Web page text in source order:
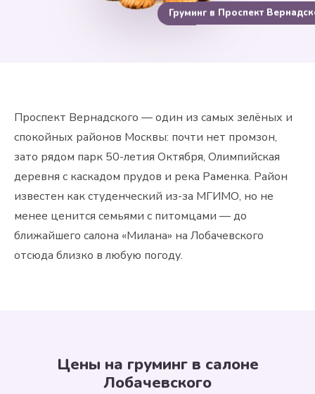
Груминг в Проспект
Проспект Вернадского — один из самых зелёных и
спокойных районов Москвы: почти нет промзон,
зато рядом парк 50-летия Октября, Олимпийская
деревня с каскадом прудов и река Раменка. Район
известен как студенческий из-за МГИМО, но не
менее ценится семьями с питомцами — до
ближайшего салона «Милана» на Лобачевского
отсюда близко в любую погоду.
Цены на груминг в салоне
Лобачевского